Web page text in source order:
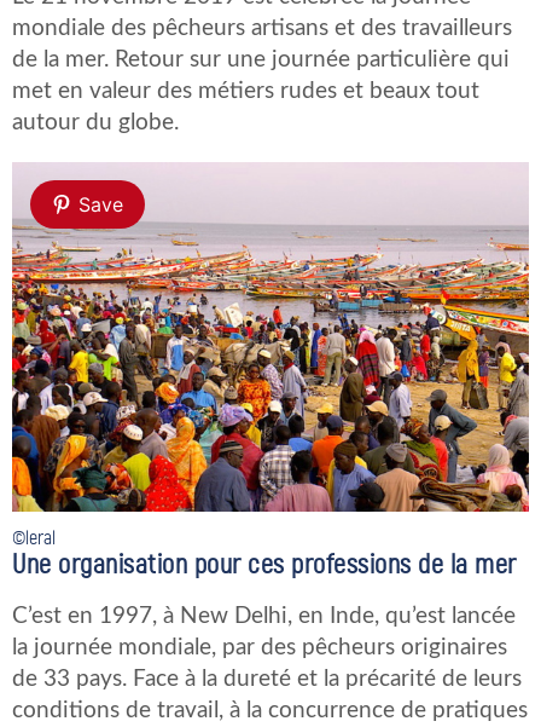
mondiale des pêcheurs artisans et des travailleurs
de la mer. Retour sur une journée particulière qui
met en valeur des métiers rudes et beaux tout
autour du globe.
Save
©leral
Une organisation pour ces professions de la mer
C’est en 1997, à New Delhi, en Inde, qu’est lancée
la journée mondiale, par des pêcheurs originaires
de 33 pays. Face à la dureté et la précarité de leurs
conditions de travail, à la concurrence de pratiques